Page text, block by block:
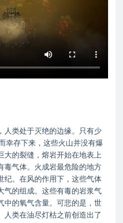
人类处于灭绝的边缘。只有少
幸存下来，这些火山并没有爆
大的裂缝，熔岩开始在地表上
毒气体。火成岩最危险的地方
纪。在风的作用下，这些气体
气的组成。这些有毒的岩浆气
中的氧气含量。可悲的是，世
人类在油尽灯枯之前创造出了